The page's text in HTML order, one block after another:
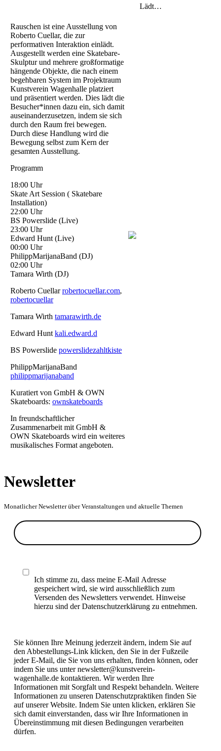
Lädt…
Rauschen ist eine Ausstellung von
Roberto Cuellar, die zur
performativen Interaktion einlädt.
Ausgestellt werden eine Skatebare-
Skulptur und mehrere großformatige
hängende Objekte, die nach einem
begehbaren System im Projektraum
Kunstverein Wagenhalle platziert
und präsentiert werden. Dies lädt die
Besucher*innen dazu ein, sich damit
auseinanderzusetzen, indem sie sich
durch den Raum frei bewegen.
Durch diese Handlung wird die
Bewegung selbst zum Kern der
gesamten Ausstellung.
Programm
18:00 Uhr
Skate Art Session ( Skatebare
Installation)
22:00 Uhr
BS Powerslide (Live)
23:00 Uhr
Edward Hunt (Live)
00:00 Uhr
PhilippMarijanaBand (DJ)
02:00 Uhr
Tamara Wirth (DJ)
Roberto Cuellarrobertocuellar.com,
robertocuellar
Tamara Wirth tamarawirth.de
Edward Hunt kali.edward.d
BS Powerslide powerslidezahltkiste
PhilippMarijanaBand
philippmarijanaband
Kuratiert von GmbH & OWN
Skateboards: ownskateboards
In freundschaftlicher
Zusammenarbeit mit GmbH &
OWN Skateboards wird ein weiteres
musikalisches Format angeboten.
Newsletter
Monatlicher Newsletter über Veranstaltungen und aktuelle Themen
Ich stimme zu, dass meine E-Mail Adresse
gespeichert wird, sie wird ausschließlich zum
Versenden des Newsletters verwendet. Hinweise
hierzu sind der Datenschutzerklärung zu entnehmen.
Sie können Ihre Meinung jederzeit ändern, indem Sie auf
den Abbestellungs-Link klicken, den Sie in der Fußzeile
jeder E-Mail, die Sie von uns erhalten, finden können, oder
indem Sie uns unter newsletter@kunstverein-
wagenhalle.de kontaktieren. Wir werden Ihre
Informationen mit Sorgfalt und Respekt behandeln. Weitere
Informationen zu unseren Datenschutzpraktiken finden Sie
auf unserer Website. Indem Sie unten klicken, erklären Sie
sich damit einverstanden, dass wir Ihre Informationen in
Übereinstimmung mit diesen Bedingungen verarbeiten
dürfen.